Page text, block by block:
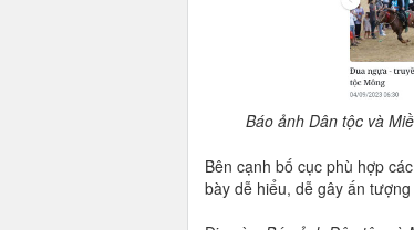
Báo ảnh Dân tộc và
Bên cạnh bố cục phù hợp
bày dễ hiểu, dễ gây ấn